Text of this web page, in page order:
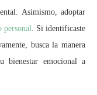
Asimismo, adoptar
personal . Si identificaste
busca la manera
bienestar emocional a